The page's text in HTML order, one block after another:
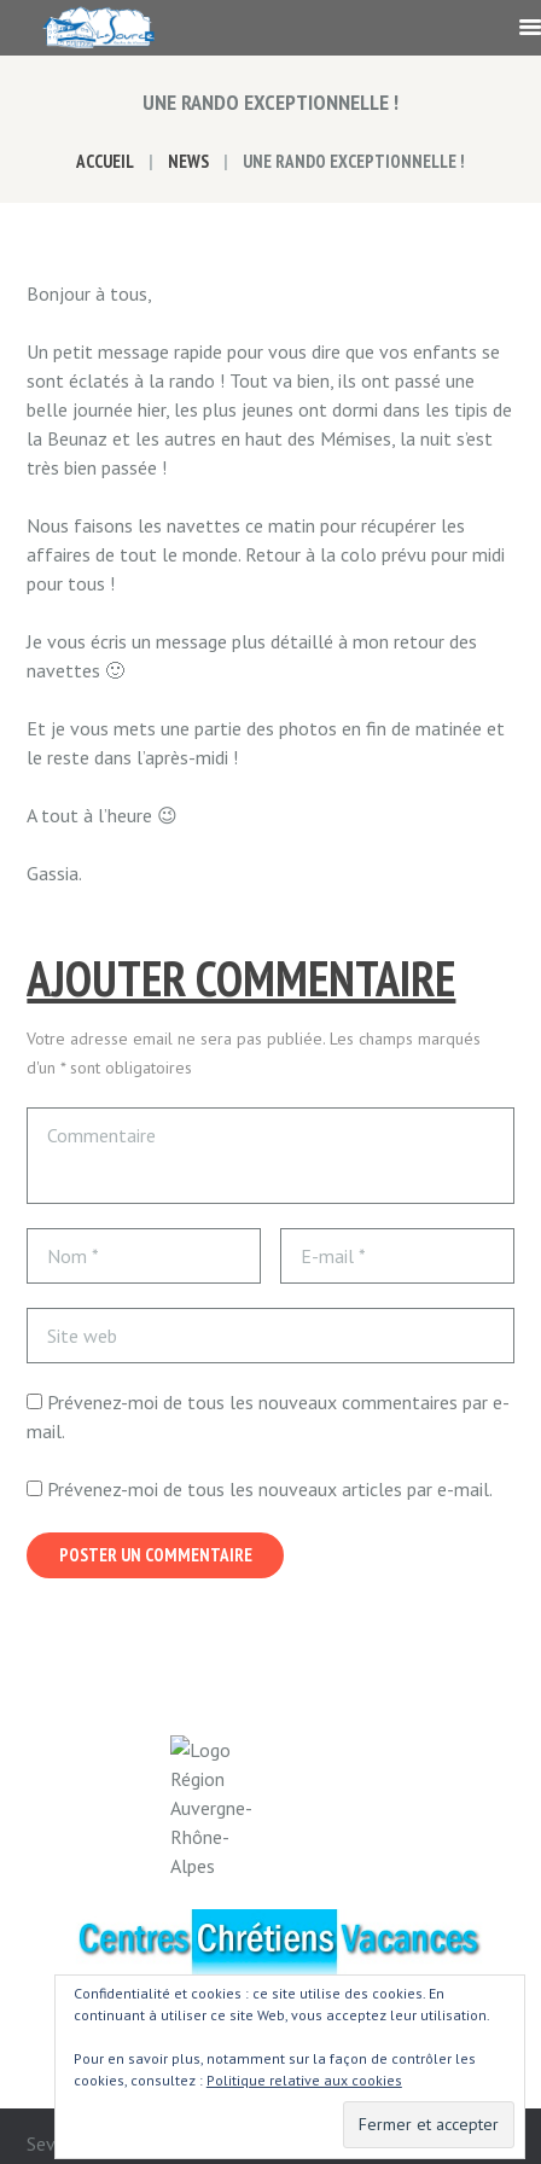
UNE RANDO EXCEPTIONNELLE !
ACCUEIL NEWS UNE RANDO EXCEPTIONNELLE !
Bonjour à tous,
Un petit message rapide pour vous dire que vos enfants se
sont éclatés à la rando ! Tout va bien, ils ont passé une
belle journée hier, les plus jeunes ont dormi dans les tipis de
la Beunaz et les autres en haut des Mémises, la nuit s’est
très bien passée !
Nous faisons les navettes ce matin pour récupérer les
affaires de tout le monde. Retour à la colo prévu pour midi
pour tous !
Je vous écris un message plus détaillé à mon retour des
navettes 🙂
Et je vous mets une partie des photos en fin de matinée et
le reste dans l’après-midi !
A tout à l’heure 😉
Gassia.
AJOUTER COMMENTAIRE
Votre adresse email ne sera pas publiée. Les champs marqués
d'un * sont obligatoires
Prévenez-moi de tous les nouveaux commentaires par e-
mail.
Prévenez-moi de tous les nouveaux articles par e-mail.
Confidentialité et cookies : ce site utilise des cookies. En
continuant à utiliser ce site Web, vous acceptez leur utilisation.
Pour en savoir plus, notamment sur la façon de contrôler les
cookies, consultez : Politique relative aux cookies
SevenHills © 2016 All Rights Reserved